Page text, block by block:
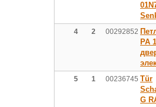
4 2 00292852
PA
5 1 00236745 Tür
G